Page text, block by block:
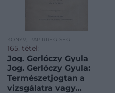
KÖNYV, PAPÍRRÉGISÉG
165. tétel:
Jog. Gerlóczy Gyula
Jog. Gerlóczy Gyula:
Természetjogtan a
vizsgálatra vagy